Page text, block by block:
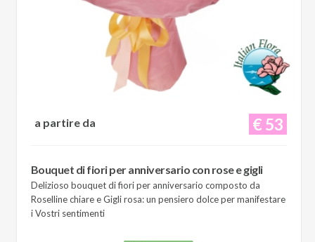
€ 53
a partire da
Bouquet di fiori per anniversario con rose e gigli
Delizioso bouquet di fiori per anniversario composto da
Roselline chiare e Gigli rosa: un pensiero dolce per manifestare
i Vostri sentimenti